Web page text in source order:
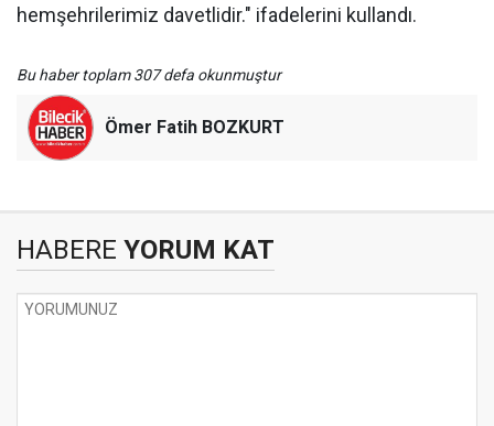
hemşehrilerimiz davetlidir." ifadelerini kullandı.
Bu haber toplam 307 defa okunmuştur
Ömer Fatih BOZKURT
HABERE YORUM KAT